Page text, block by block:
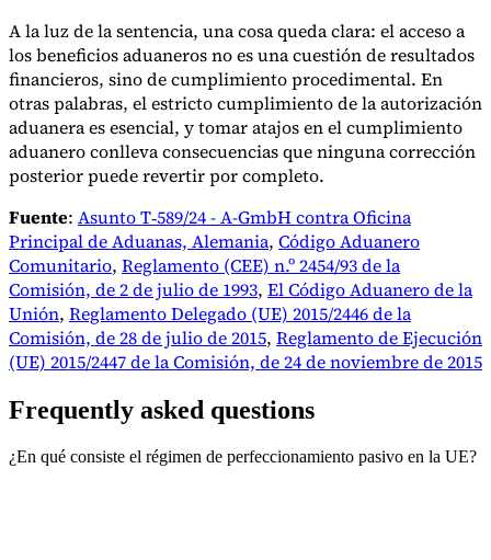
A la luz de la sentencia, una cosa queda clara: el acceso a
los beneficios aduaneros no es una cuestión de resultados
financieros, sino de cumplimiento procedimental. En
otras palabras, el estricto cumplimiento de la autorización
aduanera es esencial, y tomar atajos en el cumplimiento
aduanero conlleva consecuencias que ninguna corrección
posterior puede revertir por completo.
Fuente: Asunto T‑589/24 - A-GmbH contra Oficina
Principal de Aduanas, Alemania, Código Aduanero
Comunitario, Reglamento (CEE) n.º 2454/93 de la
Comisión, de 2 de julio de 1993, El Código Aduanero de la
Unión, Reglamento Delegado (UE) 2015/2446 de la
Comisión, de 28 de julio de 2015, Reglamento de Ejecución
(UE) 2015/2447 de la Comisión, de 24 de noviembre de 2015
Frequently asked questions
¿En qué consiste el régimen de perfeccionamiento pasivo en la UE?